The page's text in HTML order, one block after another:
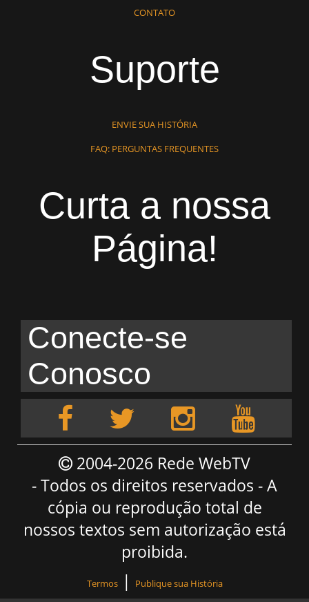
CONTATO
Suporte
ENVIE SUA HISTÓRIA
FAQ: PERGUNTAS FREQUENTES
Curta a nossa
Página!
Conecte-se
Conosco
2004-2026 Rede WebTV
- Todos os direitos reservados - A
cópia ou reprodução total de
nossos textos sem autorização está
proibida.
Termos| Publique sua História